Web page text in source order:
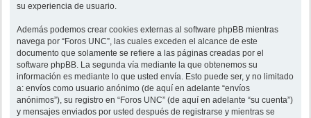
su experiencia de usuario.
Además podemos crear cookies externas al software phpBB mientras
navega por “Foros UNC”, las cuales exceden el alcance de este
documento que solamente se refiere a las páginas creadas por el
software phpBB. La segunda vía mediante la que obtenemos su
información es mediante lo que usted envía. Esto puede ser, y no limitado
a: envíos como usuario anónimo (de aquí en adelante “envíos
anónimos”), su registro en “Foros UNC” (de aquí en adelante “su cuenta”)
y mensajes enviados por usted después de registrarse y mientras se